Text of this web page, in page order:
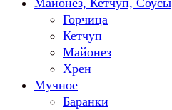
Майонез, Кетчуп, Соусы
Горчица
Кетчуп
Майонез
Хрен
Мучное
Баранки